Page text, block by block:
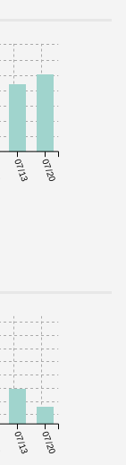
07/13 07/20
07/13 07/20